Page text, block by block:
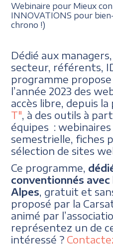
Webinaire pour Mieux
INNOVATIONS pour
chrono !)
Dédié aux
secteur, référents,
programme
l’année 2023 des
accès libre, depuis la
T" , à des outils à
équipes :
semestrielle, fiches
sélection de sites
Ce programme,
conventionnés avec
Alpes , gratuit et
proposé par la
animé par
représentez un de
intéressé ?